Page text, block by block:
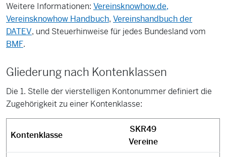
Weitere Informationen: Vereinsknowhow.de,
Vereinsknowhow Handbuch, Vereinshandbuch der
DATEV, und Steuerhinweise für jedes Bundesland vom
BMF.
Gliederung nach Kontenklassen
Die 1. Stelle der vierstelligen Kontonummer definiert die
Zugehörigkeit zu einer Kontenklasse:
Kontenklasse
SKR49
Vereine